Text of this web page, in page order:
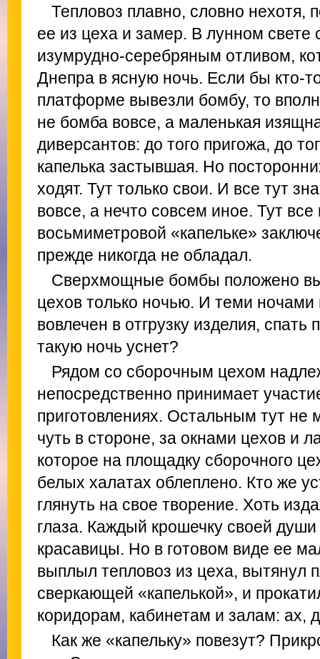
Тепловоз плавно, словно нехотя,
ее из цеха и замер. В лунном свете
изумрудно-серебряным отливом,
Днепра в ясную ночь. Если бы кто-
платформе вывезли бомбу, то
не бомба вовсе, а маленькая
диверсантов: до того пригожа, до
капелька застывшая. Но
ходят. Тут только свои. И все тут
вовсе, а нечто совсем иное. Тут все
восьмиметровой «капельке»
прежде никогда не обладал.
Сверхмощные бомбы положено
цехов только ночью. И теми ночами
вовлечен в отгрузку изделия,
такую ночь уснет?
Рядом со сборочным цехом
непосредственно принимает
приготовлениях. Остальным тут не
чуть в стороне, за окнами цехов и
которое на площадку сборочного
белых халатах облеплено. Кто же
глянуть на свое творение. Хоть
глаза. Каждый крошечку своей
красавицы. Но в готовом виде ее
выплыл тепловоз из цеха, вытянул
сверкающей «капелькой», и
коридорам, кабинетам и залам: ах,
Как же «капельку» повезут?